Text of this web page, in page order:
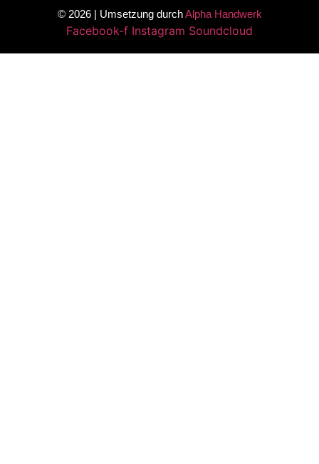
© 2026 | Umsetzung durchAlpha Handwerk
Facebook-f Instagram Soundcloud